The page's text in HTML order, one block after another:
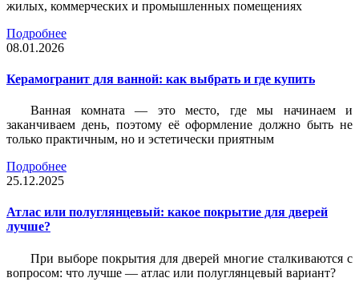
жилых, коммерческих и промышленных помещениях
Подробнее
08.01.2026
Керамогранит для ванной: как выбрать и где купить
Ванная комната — это место, где мы начинаем и
заканчиваем день, поэтому её оформление должно быть не
только практичным, но и эстетически приятным
Подробнее
25.12.2025
Атлас или полуглянцевый: какое покрытие для дверей
лучше?
При выборе покрытия для дверей многие сталкиваются с
вопросом: что лучше — атлас или полуглянцевый вариант?